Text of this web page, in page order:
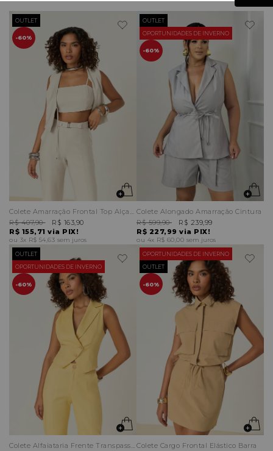
60%
OUTLET
Colete Amarração Frontal Top Alças Finas
R$ 155,71 via PIX!
R$ 407,90 R$ 163,90
3x R$ 54,63 sem juros
60%
OPORTUNIDADES DE INVERNO
OUTLET
Colete Alongado Amarração Cintura
R$ 227,99 via PIX!
R$ 599,90 R$ 239,99
4x R$ 60,00 sem juros
60%
OPORTUNIDADES DE INVERNO
OUTLET
Colete Alfaiataria Frente Transpassada
60%
OUTLET
OPORTUNIDADES DE INVERNO
Colete Cargo Frontal Elástico Barra